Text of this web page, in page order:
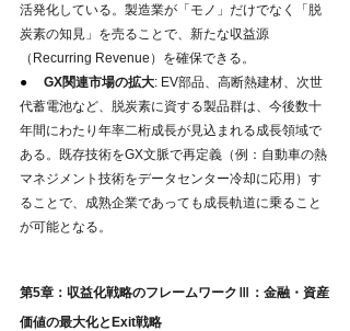
活発化している。製造業が「モノ」だけでなく「脱
炭素の知見」を売ることで、新たな収益源
（Recurring Revenue）を確保できる。
● GX関連市場の拡大: EV部品、高断熱建材、次世
代蓄電池など、脱炭素に資する製品群は、今後数十
年間にわたり年率二桁成長が見込まれる成長領域で
ある。既存技術をGX文脈で再定義（例：自動車の熱
マネジメント技術をデータセンター冷却に応用）す
ることで、成熟企業であっても成長軌道に乗ること
が可能となる。
第5章：収益化戦略のフレームワークⅢ：金融・資産
価値の最大化とExit戦略